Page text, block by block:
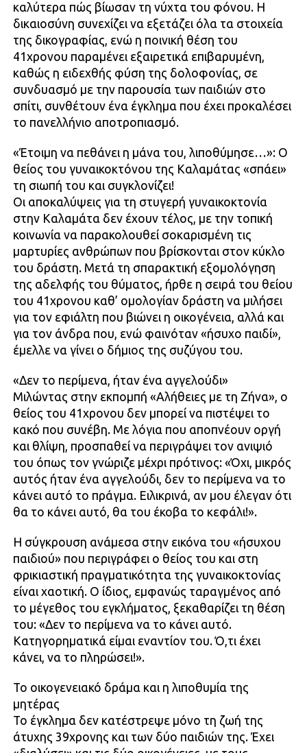
καλύτερα πώς βίωσαν τη νύχτα του φόνου. Η
δικαιοσύνη συνεχίζει να εξετάζει όλα τα στοιχεία
της δικογραφίας, ενώ η ποινική θέση του
41χρονου παραμένει εξαιρετικά επιβαρυμένη,
καθώς η ειδεχθής φύση της δολοφονίας, σε
συνδυασμό με την παρουσία των παιδιών στο
σπίτι, συνθέτουν ένα έγκλημα που έχει προκαλέσει
το πανελλήνιο αποτροπιασμό.
«Έτοιμη να πεθάνει η μάνα του, λιποθύμησε…»: Ο
θείος του γυναικοκτόνου της Καλαμάτας «σπάει»
τη σιωπή του και συγκλονίζει!
Οι αποκαλύψεις για τη στυγερή γυναικοκτονία
στην Καλαμάτα δεν έχουν τέλος, με την τοπική
κοινωνία να παρακολουθεί σοκαρισμένη τις
μαρτυρίες ανθρώπων που βρίσκονται στον κύκλο
του δράστη. Μετά τη σπαρακτική εξομολόγηση
της αδελφής του θύματος, ήρθε η σειρά του θείου
του 41χρονου καθ’ ομολογίαν δράστη να μιλήσει
για τον εφιάλτη που βιώνει η οικογένεια, αλλά και
για τον άνδρα που, ενώ φαινόταν «ήσυχο παιδί»,
έμελλε να γίνει ο δήμιος της συζύγου του.
«Δεν το περίμενα, ήταν ένα αγγελούδι»
Μιλώντας στην εκπομπή «Αλήθειες με τη Ζήνα», ο
θείος του 41χρονου δεν μπορεί να πιστέψει το
κακό που συνέβη. Με λόγια που αποπνέουν οργή
και θλίψη, προσπαθεί να περιγράψει τον ανιψιό
του όπως τον γνώριζε μέχρι πρότινος: «Όχι, μικρός
αυτός ήταν ένα αγγελούδι, δεν το περίμενα να το
κάνει αυτό το πράγμα. Ειλικρινά, αν μου έλεγαν ότι
θα το κάνει αυτό, θα του έκοβα το κεφάλι!».
Η σύγκρουση ανάμεσα στην εικόνα του «ήσυχου
παιδιού» που περιγράφει ο θείος του και στη
φρικιαστική πραγματικότητα της γυναικοκτονίας
είναι χαοτική. Ο ίδιος, εμφανώς ταραγμένος από
το μέγεθος του εγκλήματος, ξεκαθαρίζει τη θέση
του: «Δεν το περίμενα να το κάνει αυτό.
Κατηγορηματικά είμαι εναντίον του. Ό,τι έχει
κάνει, να το πληρώσει!».
Το οικογενειακό δράμα και η λιποθυμία της
μητέρας
Το έγκλημα δεν κατέστρεψε μόνο τη ζωή της
άτυχης 39χρονης και των δύο παιδιών της. Έχει